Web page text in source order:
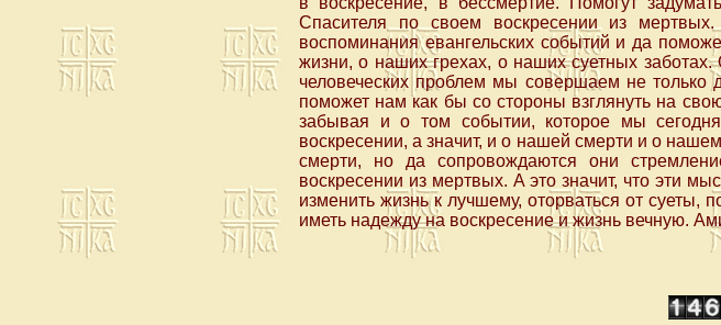
Спасителя по своем воскресении из
воспоминания евангельских событий и да
жизни, о наших грехах, о наших суетных
человеческих проблем мы совершаем не
поможет нам как бы со стороны взглянуть на
забывая и о том событии, которое мы
воскресении, а значит, и о нашей смерти и о
смерти, но да сопровождаются они
воскресении из мертвых. А это значит, что эти
изменить жизнь к лучшему, оторваться от
иметь надежду на воскресение и жизнь вечную.